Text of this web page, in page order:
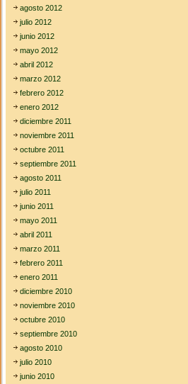
agosto 2012
julio 2012
junio 2012
mayo 2012
abril 2012
marzo 2012
febrero 2012
enero 2012
diciembre 2011
noviembre 2011
octubre 2011
septiembre 2011
agosto 2011
julio 2011
junio 2011
mayo 2011
abril 2011
marzo 2011
febrero 2011
enero 2011
diciembre 2010
noviembre 2010
octubre 2010
septiembre 2010
agosto 2010
julio 2010
junio 2010